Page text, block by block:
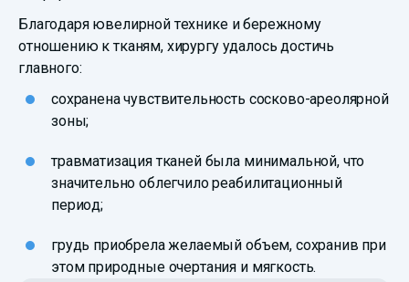
Благодаря ювелирной технике и бережному
отношению к тканям, хирургу удалось достичь
главного:
сохранена чувствительность сосково-ареолярной
зоны;
травматизация тканей была минимальной, что
значительно облегчило реабилитационный
период;
грудь приобрела желаемый объем, сохранив при
этом природные очертания и мягкость.